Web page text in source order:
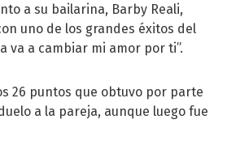
a su bailarina, Barby Reali,
uno de los grandes éxitos del
va a cambiar mi amor por ti”.
26 puntos que obtuvo por parte
a la pareja, aunque luego fue